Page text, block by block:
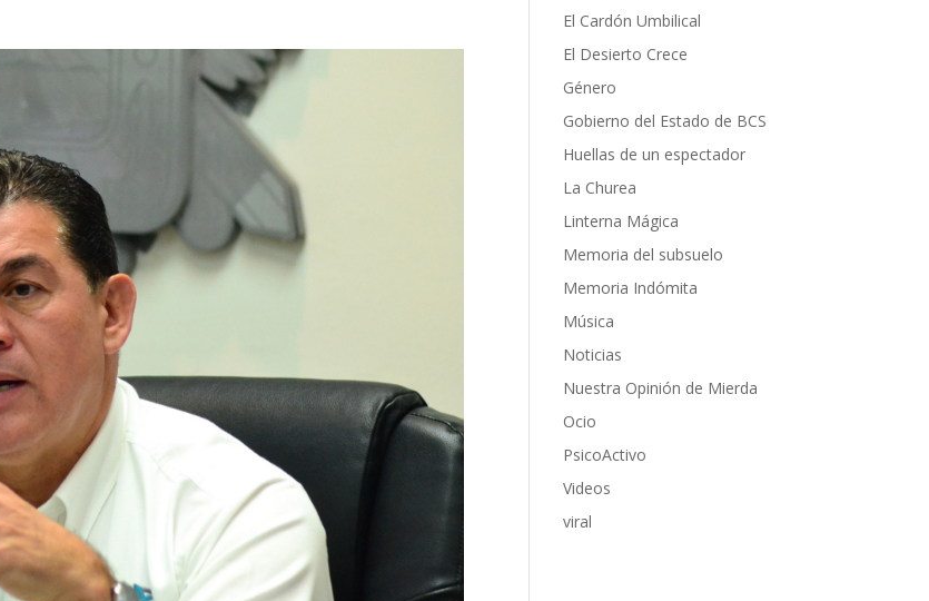
El Cardón Umbilical
El Desierto Crece
Género
Gobierno del Estado de BCS
Huellas de un espectador
La Churea
Linterna Mágica
Memoria del subsuelo
Memoria Indómita
Música
Noticias
Nuestra Opinión de Mierda
Ocio
PsicoActivo
Videos
viral